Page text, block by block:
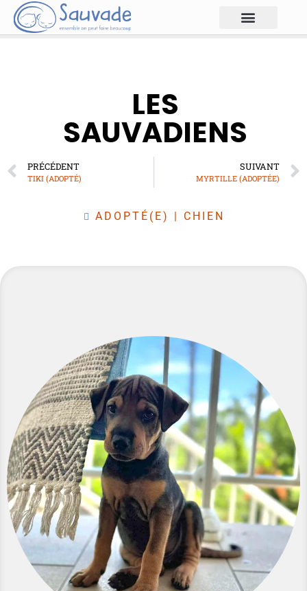
LES
SAUVADIENS
PRÉCÉDENT
TIKI (ADOPTÉ)
SUIVANT
MYRTILLE (ADOPTÉE)
ADOPTÉ(E) | CHIEN